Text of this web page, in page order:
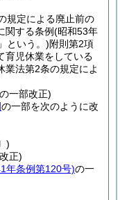
規定による廃止前の
関する条例(昭和53年
という。)附則第2項
育児休業をしている
業法第2条の規定によ
一部改正)
の一部を次のように改
)
正)
年条例第120号)の一